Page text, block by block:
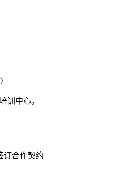
训中心。
订合作契约